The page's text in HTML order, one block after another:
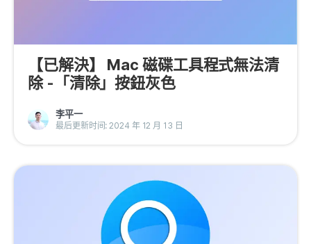
BuhoLaunchpad
更多
關於我們
隱私權政策
【已解決】 Mac 磁碟工具程式無法清
除 -「清除」按鈕灰色
李平一
最后更新时间: 2024 年 12 月 13 日